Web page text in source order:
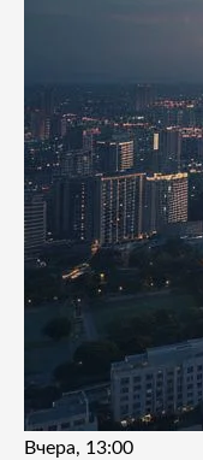
Вчера, 13:00